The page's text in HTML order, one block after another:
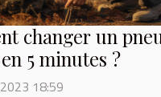
changer un
5 minutes ?
18:59